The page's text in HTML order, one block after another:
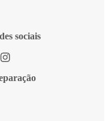
sociais